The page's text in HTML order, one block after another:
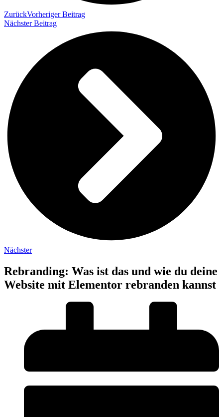
ZurückVorheriger Beitrag
Nächster Beitrag
Nächster
Rebranding: Was ist das und wie du deine
Website mit Elementor rebranden kannst